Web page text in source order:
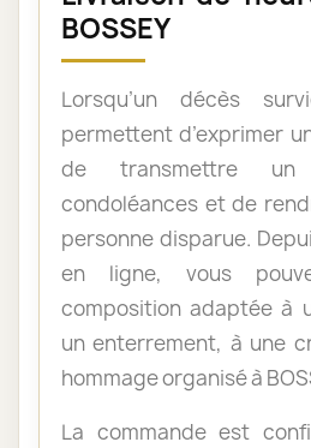
BOSSEY
Lorsqu’un décès
permettent d’exprimer
de transmettre un
condoléances et de
personne disparue.
en ligne, vous
composition adaptée à
un enterrement, à une
hommage organisé à
La commande est